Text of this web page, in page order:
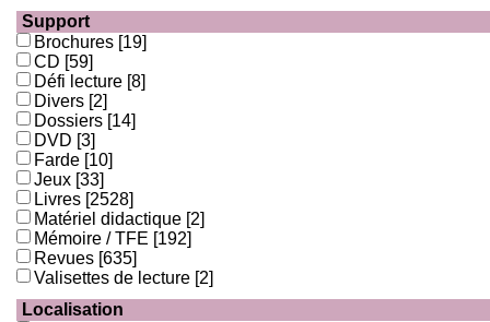
Support
Brochures [19]
CD [59]
Défi lecture [8]
Divers [2]
Dossiers [14]
DVD [3]
Farde [10]
Jeux [33]
Livres [2528]
Matériel didactique [2]
Mémoire / TFE [192]
Revues [635]
Valisettes de lecture [2]
Localisation